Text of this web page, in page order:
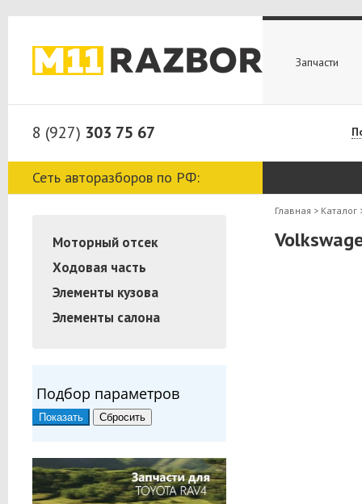
Запчасти
8 (927) 303 75 67
Сеть авторазборов по РФ:
Моторный отсек
Ходовая часть
Элементы кузова
Элементы салона
Подбор параметров
Главная > Каталог